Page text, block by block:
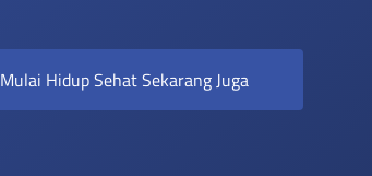
Mulai Hidup Sehat Sekarang Juga